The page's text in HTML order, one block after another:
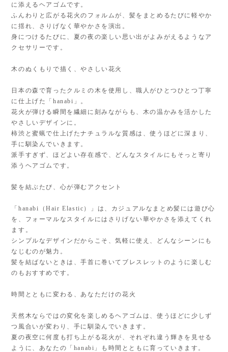
に添えるヘアゴムです。
ふんわりと広がる花火のフォルムが、髪をまとめるたびに軽やか
に揺れ、さりげなく華やかさを演出。
身につけるたびに、夏の夜の楽しい思い出がよみがえるようなア
クセサリーです。
木のぬくもりで描く、やさしい花火
日本の森で育ったクルミの木を使用し、職人がひとつひとつ丁寧
に仕上げた「hanabi」。
花火が弾ける瞬間を繊細に刻みながらも、木の温かみを活かした
やさしいデザインに。
柿渋と蜜蝋で仕上げたナチュラルな質感は、使うほどに深まり、
手に馴染んでいきます。
派手すぎず、ほどよい存在感で、どんなスタイルにもそっと寄り
添うヘアゴムです。
髪を結ぶたび、心が弾むアクセント
「hanabi（Hair Elastic）」は、カジュアルなまとめ髪には遊び心
を、フォーマルなスタイルにはさりげない華やかさを添えてくれ
ます。
シンプルなデザインだからこそ、気軽に使え、どんなシーンにも
なじむのが魅力。
髪を結ばないときは、手首に巻いてブレスレットのように楽しむ
のもおすすめです。
時間とともに変わる、あなただけの花火
天然木ならではの変化を楽しめるヘアゴムは、使うほどに少しず
つ風合いが変わり、手に馴染んでいきます。
夏の夜空に何度も打ち上がる花火が、それぞれ違う輝きを見せる
ように、あなたの「hanabi」も時間とともに育っていきます。